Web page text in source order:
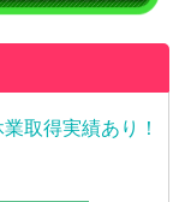
取得実績あり！